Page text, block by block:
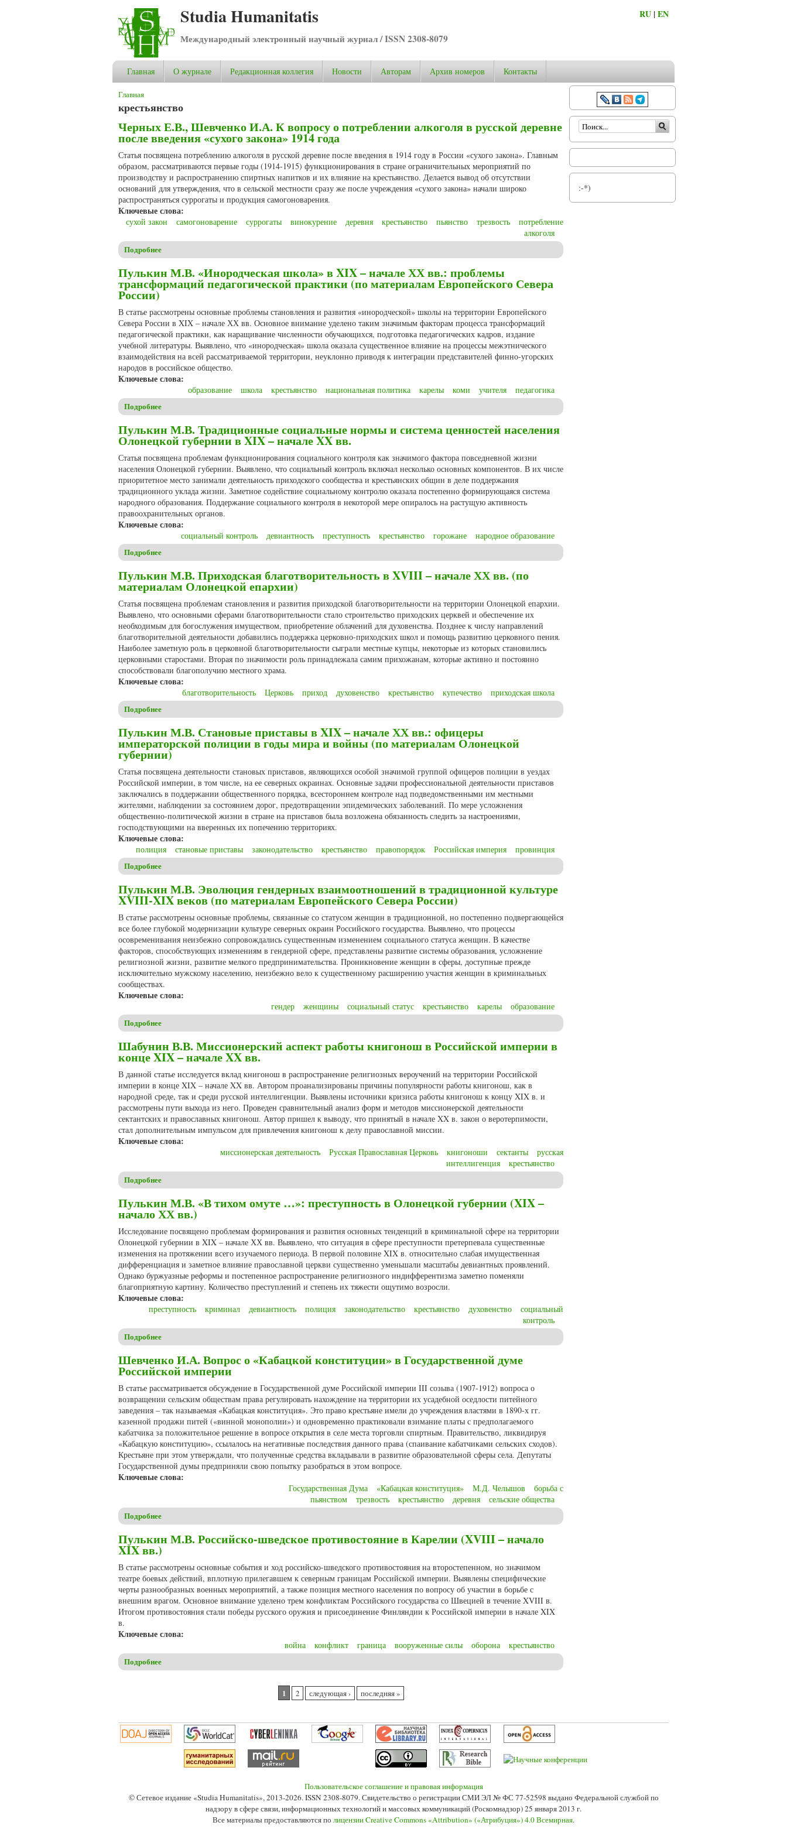
Studia Humanitatis
Международный электронный научный журнал / ISSN 2308-8079
RU |EN
Главная О журнале Редакционная коллегия Новости Авторам Архив номеров Контакты
Вы здесь
Главная
крестьянство
Черных Е.В., Шевченко И.А. К вопросу о потреблении алкоголя в русской деревне
после введения «сухого закона» 1914 года
Статья посвящена потреблению алкоголя в русской деревне после введения в 1914 году в России «сухого закона». Главным
образом, рассматриваются первые годы (1914-1915) функционирования в стране ограничительных мероприятий по
производству и распространению спиртных напитков и их влияние на крестьянство. Делается вывод об отсутствии
оснований для утверждения, что в сельской местности сразу же после учреждения «сухого закона» начали широко
распространяться суррогаты и продукция самогоноварения.
Ключевые слова:
сухой закон самогоноварение суррогаты винокурение деревня крестьянство пьянство трезвость
потребление
алкоголя
Подробнее
Пулькин М.В. «Инородческая школа» в XIX – начале ХХ вв.: проблемы
трансформаций педагогической практики (по материалам Европейского Севера
России)
В статье рассмотрены основные проблемы становления и развития «инородческой» школы на территории Европейского
Севера России в XIX – начале ХХ вв. Основное внимание уделено таким значимым факторам процесса трансформаций
педагогической практики, как наращивание численности обучающихся, подготовка педагогических кадров, издание
учебной литературы. Выявлено, что «инородческая» школа оказала существенное влияние на процессы межэтнического
взаимодействия на всей рассматриваемой территории, неуклонно приводя к интеграции представителей финно-угорских
народов в российское общество.
Ключевые слова:
образование школа крестьянство национальная политика карелы коми учителя педагогика
Подробнее
Пулькин М.В. Традиционные социальные нормы и система ценностей населения
Олонецкой губернии в XIX – начале XX вв.
Статья посвящена проблемам функционирования социального контроля как значимого фактора повседневной жизни
населения Олонецкой губернии. Выявлено, что социальный контроль включал несколько основных компонентов. В их числе
приоритетное место занимали деятельность приходского сообщества и крестьянских общин в деле поддержания
традиционного уклада жизни. Заметное содействие социальному контролю оказала постепенно формирующаяся система
народного образования. Поддержание социального контроля в некоторой мере опиралось на растущую активность
правоохранительных органов.
Ключевые слова:
социальный контроль девиантность преступность крестьянство горожане народное образование
Подробнее
Пулькин М.В. Приходская благотворительность в XVIII – начале ХХ вв. (по
материалам Олонецкой епархии)
Статья посвящена проблемам становления и развития приходской благотворительности на территории Олонецкой епархии.
Выявлено, что основными сферами благотворительности стало строительство приходских церквей и обеспечение их
необходимым для богослужения имуществом, приобретение облачений для духовенства. Позднее к числу направлений
благотворительной деятельности добавились поддержка церковно-приходских школ и помощь развитию церковного пения.
Наиболее заметную роль в церковной благотворительности сыграли местные купцы, некоторые из которых становились
церковными старостами. Вторая по значимости роль принадлежала самим прихожанам, которые активно и постоянно
способствовали благополучию местного храма.
Ключевые слова:
благотворительность Церковь приход духовенство крестьянство купечество приходская школа
Подробнее
Пулькин М.В. Становые приставы в XIX – начале ХХ вв.: офицеры
императорской полиции в годы мира и войны (по материалам Олонецкой
губернии)
Статья посвящена деятельности становых приставов, являющихся особой значимой группой офицеров полиции в уездах
Российской империи, в том числе, на ее северных окраинах. Основные задачи профессиональной деятельности приставов
заключались в поддержании общественного порядка, всестороннем контроле над подведомственными им местными
жителями, наблюдении за состоянием дорог, предотвращении эпидемических заболеваний. По мере усложнения
общественно-политической жизни в стране на приставов была возложена обязанность следить за настроениями,
господствующими на вверенных их попечению территориях.
Ключевые слова:
полиция становые приставы законодательство крестьянство правопорядок Российская империя провинция
Подробнее
Пулькин М.В. Эволюция гендерных взаимоотношений в традиционной культуре
XVIII-XIX веков (по материалам Европейского Севера России)
В статье рассмотрены основные проблемы, связанные со статусом женщин в традиционной, но постепенно подвергающейся
все более глубокой модернизации культуре северных окраин Российского государства. Выявлено, что процессы
осовременивания неизбежно сопровождались существенным изменением социального статуса женщин. В качестве
факторов, способствующих изменениям в гендерной сфере, представлены развитие системы образования, усложнение
религиозной жизни, развитие мелкого предпринимательства. Проникновение женщин в сферы, доступные прежде
исключительно мужскому населению, неизбежно вело к существенному расширению участия женщин в криминальных
сообществах.
Ключевые слова:
гендер женщины социальный статус крестьянство карелы образование
Подробнее
Шабунин В.В. Миссионерский аспект работы книгонош в Российской империи в
конце XIX – начале XX вв.
В данной статье исследуется вклад книгонош в распространение религиозных вероучений на территории Российской
империи в конце XIX – начале XX вв. Автором проанализированы причины популярности работы книгонош, как в
народной среде, так и среди русской интеллигенции. Выявлены источники кризиса работы книгонош к концу XIX в. и
рассмотрены пути выхода из него. Проведен сравнительный анализ форм и методов миссионерской деятельности
сектантских и православных книгонош. Автор пришел к выводу, что принятый в начале XX в. закон о веротерпимости,
стал дополнительным импульсом для привлечения книгонош к делу православной миссии.
Ключевые слова:
миссионерская деятельность Русская Православная Церковь книгоноши сектанты
русская
интеллигенция
крестьянство
Подробнее
Пулькин М.В. «В тихом омуте …»: преступность в Олонецкой губернии (XIX –
начало ХХ вв.)
Исследование посвящено проблемам формирования и развития основных тенденций в криминальной сфере на территории
Олонецкой губернии в XIX – начале ХХ вв. Выявлено, что ситуация в сфере преступности претерпевала существенные
изменения на протяжении всего изучаемого периода. В первой половине XIX в. относительно слабая имущественная
дифференциация и заметное влияние православной церкви существенно уменьшали масштабы девиантных проявлений.
Однако буржуазные реформы и постепенное распространение религиозного индифферентизма заметно поменяли
благоприятную картину. Количество преступлений и степень их тяжести ощутимо возросли.
Ключевые слова:
преступность криминал девиантность полиция законодательство крестьянство духовенство
социальный
контроль
Подробнее
Шевченко И.А. Вопрос о «Кабацкой конституции» в Государственной думе
Российской империи
В статье рассматривается обсуждение в Государственной думе Российской империи III созыва (1907-1912) вопроса о
возвращении сельским обществам права регулировать нахождение на территории их усадебной оседлости питейного
заведения – так называемая «Кабацкая конституция». Это право крестьяне имели до учреждения властями в 1890-х гг.
казенной продажи питей («винной монополии») и одновременно практиковали взимание платы с предполагаемого
кабатчика за положительное решение в вопросе открытия в селе места торговли спиртным. Правительство, ликвидируя
«Кабацкую конституцию», ссылалось на негативные последствия данного права (спаивание кабатчиками сельских сходов).
Крестьяне при этом утверждали, что полученные средства вкладывали в развитие образовательной сферы села. Депутаты
Государственной думы предприняли свою попытку разобраться в этом вопросе.
Ключевые слова:
Государственная Дума «Кабацкая конституция» М.Д. Челышов
борьба с
пьянством
трезвость крестьянство деревня сельские общества
Подробнее
Пулькин М.В. Российско-шведское противостояние в Карелии (XVIII – начало
XIX вв.)
В статье рассмотрены основные события и ход российско-шведского противостояния на второстепенном, но значимом
театре боевых действий, вплотную прилегавшем к северным границам Российской империи. Выявлены специфические
черты разнообразных военных мероприятий, а также позиция местного населения по вопросу об участии в борьбе с
внешним врагом. Основное внимание уделено трем конфликтам Российского государства со Швецией в течение XVIII в.
Итогом противостояния стали победы русского оружия и присоединение Финляндии к Российской империи в начале XIX
в.
Ключевые слова:
война конфликт граница вооруженные силы оборона крестьянство
Подробнее
1 2 следующая › последняя »
Форма поиска
:-*)
Пользовательское соглашение и правовая информация
© Сетевое издание «Studia Humanitatis», 2013-2026. ISSN 2308-8079. Свидетельство о регистрации СМИ ЭЛ № ФС 77-52598 выдано Федеральной службой по
надзору в сфере связи, информационных технологий и массовых коммуникаций (Роскомнадзор) 25 января 2013 г.
Все материалы предоставляются по лицензии Creative Commons «Attribution» («Атрибуция») 4.0 Всемирная.